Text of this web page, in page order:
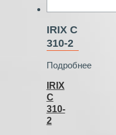
IRIX C
310-2
Подробнее
IRIX
C
310-
2